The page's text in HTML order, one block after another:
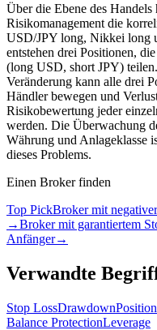
Über die Ebene des Handels
Risikomanagement die
USD/JPY long, Nikkei long
entstehen drei Positionen,
(long USD, short JPY)
Veränderung kann alle drei
Händler bewegen und
Risikobewertung jeder
werden. Die Überwachung
Währung und Anlageklasse
dieses Problems.
Einen Broker finden
Top PickBroker mit
→Broker mit garantiertem
Anfänger→
Verwandte
Stop LossDrawdown
Balance ProtectionLeverage